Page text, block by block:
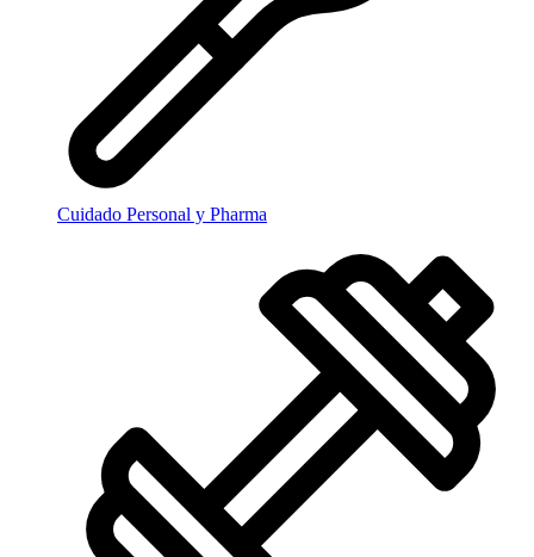
Cuidado Personal y Pharma